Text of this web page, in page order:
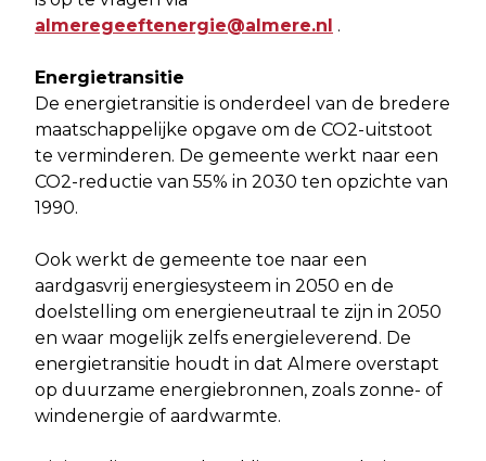
almeregeeftenergie@almere.nl .
Energietransitie
De energietransitie is onderdeel van de bredere
maatschappelijke opgave om de CO2-uitstoot
te verminderen. De gemeente werkt naar een
CO2-reductie van 55% in 2030 ten opzichte van
1990.
Ook werkt de gemeente toe naar een
aardgasvrij energiesysteem in 2050 en de
doelstelling om energieneutraal te zijn in 2050
en waar mogelijk zelfs energieleverend. De
energietransitie houdt in dat Almere overstapt
op duurzame energiebronnen, zoals zonne- of
windenergie of aardwarmte.